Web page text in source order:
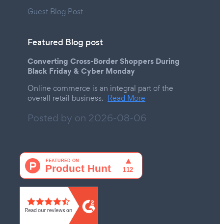
Guest Blog Post
Featured Blog post
Converting Cross-Border Shoppers During
Black Friday & Cyber Monday
Online commerce is an integral part of the
overall retail business. Read More
Posted by on 2026-08-06